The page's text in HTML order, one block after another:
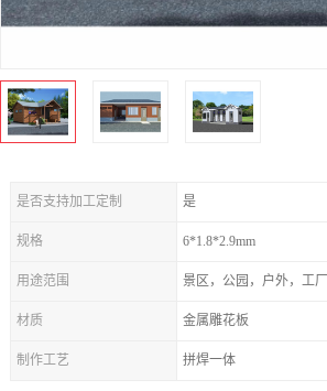
是否支持加工定制 是
规格 6*1.8*2.9mm
用途范围 景区，公园，户外，工厂
材质 金属雕花板
制作工艺 拼焊一体